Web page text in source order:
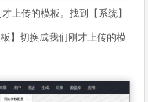
上传的模板。找到【系统】
】切换成我们刚才上传的模